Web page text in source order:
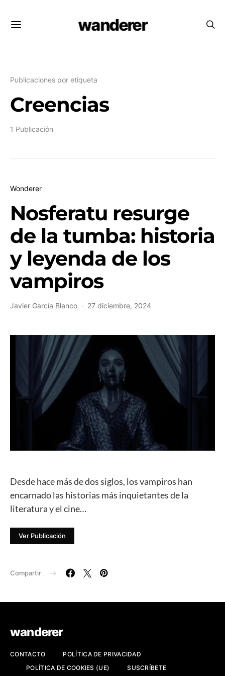
wanderer
Publicaciones por etiqueta
Creencias
1 Publicación
Wonderer
Nosferatu resurge
de la tumba: historia
y leyenda de los
vampiros
Javier García Blanco 27 diciembre, 2024
Desde hace más de dos siglos, los vampiros han
encarnado las historias más inquietantes de la
literatura y el cine…
Ver Publicación
Compartir
wanderer
CONTACTO
POLÍTICA DE PRIVACIDAD
POLÍTICA DE COOKIES (UE)
SUSCRÍBETE